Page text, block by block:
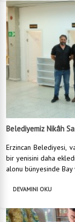
Belediyemiz Nikâh
Erzincan Belediyesi,
bir yenisini daha
alonu bünyesinde Bay
DEVAMINI OKU